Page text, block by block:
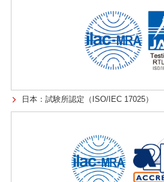
日本：試験所認定（ISO/IEC 17025）